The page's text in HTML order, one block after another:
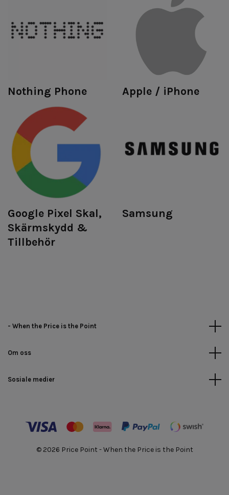
Nothing Phone Apple / iPhone
Google Pixel Skal,
Skärmskydd &
Tillbehör
Samsung
- When the Price is the Point
Om oss
Sosiale medier
© 2026 Price Point - When the Price is the Point